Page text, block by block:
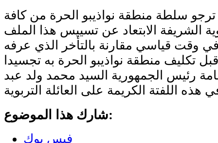
ترجو سلطة منطقة نواذيبو الحرة من كافة
الشريفة الابتعاد عن تسييس هذا الملف
وقت قياسي مقارنة بالتأخر الذي عرفه
تكليف منطقة نواذيبو الحرة به تجسيدا
رئيس الجمهورية السيد محمد ولد عبد
هذه اللفتة الكريمة على العائلة التربوية
شارك هذا الموضوع:
فيس بوك